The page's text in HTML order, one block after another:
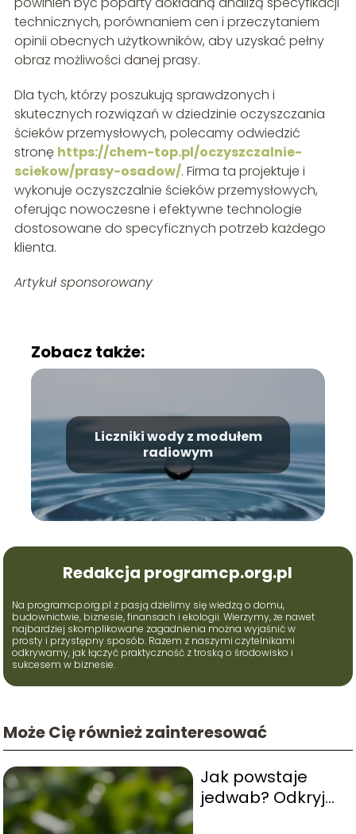
technicznych, porównaniem cen i przeczytaniem
opinii obecnych użytkowników, aby uzyskać pełny
obraz możliwości danej prasy.
Dla tych, którzy poszukują sprawdzonych i
skutecznych rozwiązań w dziedzinie oczyszczania
ścieków przemysłowych, polecamy odwiedzić
stronę https://chem-top.pl/oczyszczalnie-
sciekow/prasy-osadow/. Firma ta projektuje i
wykonuje oczyszczalnie ścieków przemysłowych,
oferując nowoczesne i efektywne technologie
dostosowane do specyficznych potrzeb każdego
klienta.
Artykuł sponsorowany
Zobacz także:
Liczniki wody z modułem
radiowym
Redakcja programcp.org.pl
Na programcp.org.pl z pasją dzielimy się wiedzą o domu,
budownictwie, biznesie, finansach i ekologii. Wierzymy, że nawet
najbardziej skomplikowane zagadnienia można wyjaśnić w
prosty i przystępny sposób. Razem z naszymi czytelnikami
odkrywamy, jak łączyć praktyczność z troską o środowisko i
sukcesem w biznesie.
Może Cię również zainteresować
Jak powstaje
jedwab? Odkryj